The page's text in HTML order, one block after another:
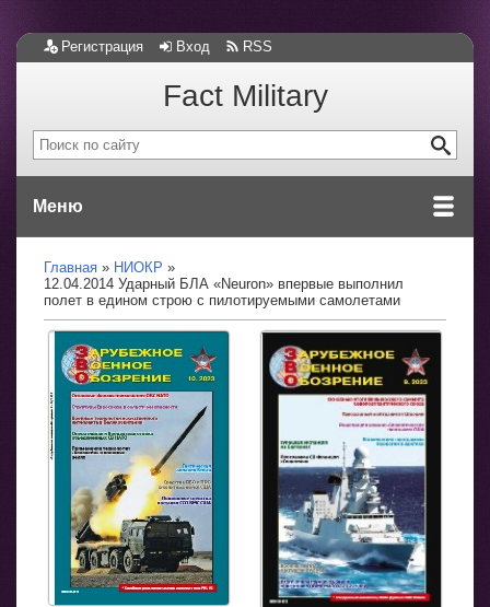
Регистрация Вход RSS
Fact Military
Меню
Главная
НИОКР
12.04.2014 Ударный БЛА «Neuron» впервые выполнил
полет в едином строю с пилотируемыми самолетами